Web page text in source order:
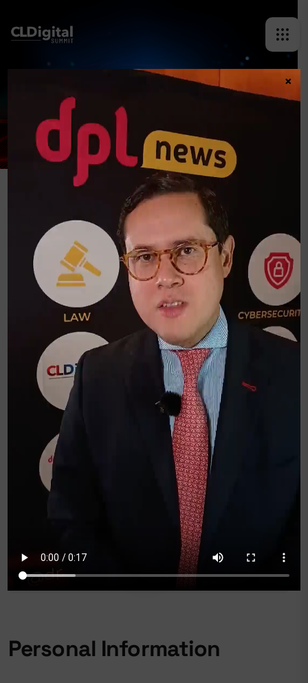
NATALIA LÓPEZ
Natalia López
Gerente General de la Asociación
Chilena de Data Centers
Personal Information
×